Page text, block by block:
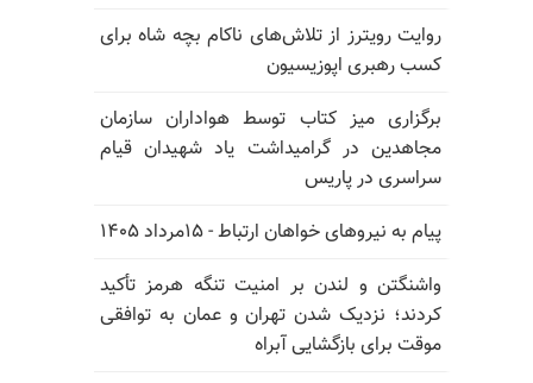
روایت رویترز از تلاش‌های ناکام بچه شاه برای
کسب رهبری اپوزیسیون
برگزاری میز کتاب توسط هواداران سازمان
مجاهدین در گرامیداشت یاد شهیدان قیام
سراسری در پاریس
پیام به نیروهای خواهان ارتباط - ۱۵مرداد ۱۴۰۵
واشنگتن و لندن بر امنیت تنگه هرمز تأکید
کردند؛ نزدیک شدن تهران و عمان به توافقی
موقت برای بازگشایی آبراه